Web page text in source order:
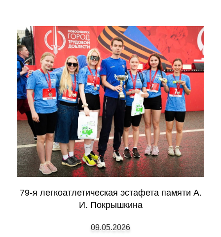
79-я легкоатлетическая эстафета памяти А.
И. Покрышкина
09.05.2026